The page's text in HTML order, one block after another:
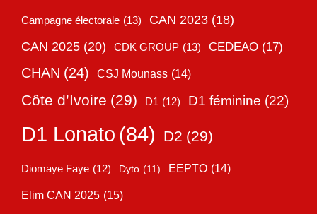
Campagne électorale (13) CAN 2023 (18)
CAN 2025 (20) CDK GROUP (13) CEDEAO (17)
CHAN (24) CSJ Mounass (14)
Côte d’Ivoire (29) D1 (12) D1 féminine (22)
D1 Lonato (84) D2 (29)
Diomaye Faye (12) Dyto (11) EEPTO (14)
Elim CAN 2025 (15)